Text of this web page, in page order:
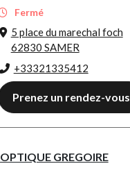
Fermé
5 place du marechal foch
62830 SAMER
+33321335412
Prenez un rendez-vous
OPTIQUE GREGOIRE